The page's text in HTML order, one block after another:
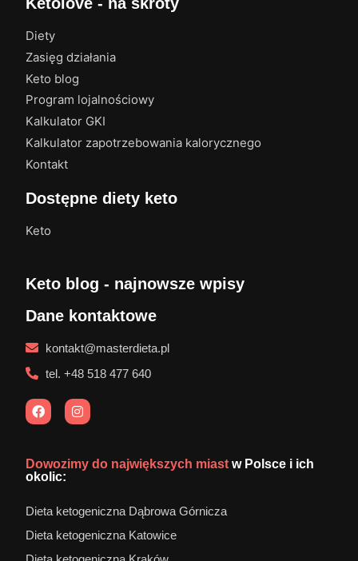
Diety
Zasięg działania
Keto blog
Program lojalnościowy
Kalkulator GKI
Kalkulator zapotrzebowania kalorycznego
Kontakt
Dostępne diety keto
Keto
Keto blog - najnowsze wpisy
Dane kontaktowe
kontakt@masterdieta.pl
tel. +48 518 477 640
Dowozimy do największych miast w Polsce i ich
okolic:
Dieta ketogeniczna Dąbrowa Górnicza
Dieta ketogeniczna Katowice